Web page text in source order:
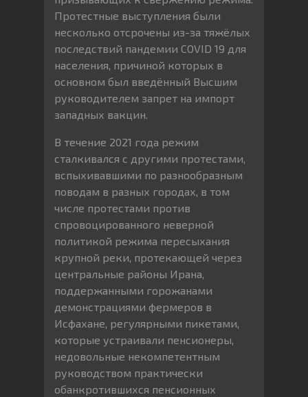
Протестные выступления были
несколько отсрочены из-за тяжёлых
последствий пандемии COVID 19 для
населения, причиной которых в
основном был введённый Высшим
руководителем запрет на импорт
западных вакцин.
В течение 2021 года режим
сталкивался с другими протестами,
вспыхивавшими по разнообразным
поводам в разных городах, в том
числе протестами против
спровоцированного неверной
политикой режима пересыхания
крупной реки, протекающей через
центральные районы Ирана,
поддержанными горожанами
демонстрациями фермеров в
Исфахане, регулярными пикетами,
которые устраивали пенсионеры,
недовольные некомпетентным
руководством практически
обанкротившихся пенсионных